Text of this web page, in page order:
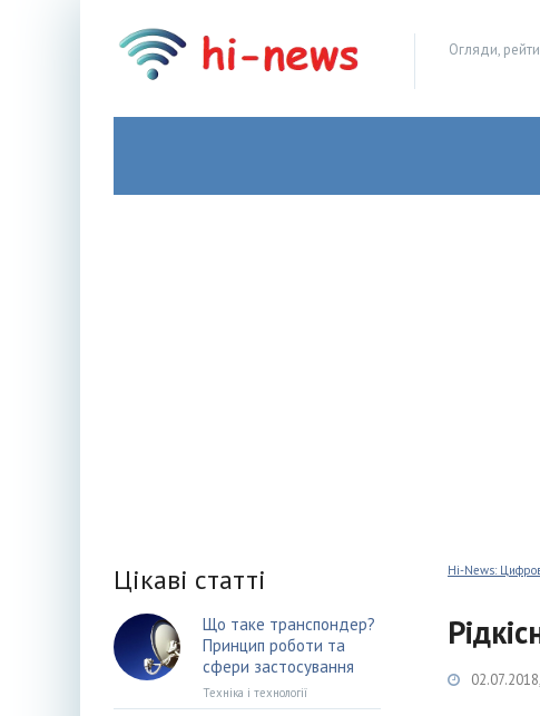
Огляди,
Hi-News:
Цікаві статті
Що таке транспондер?
Принцип роботи та
сфери застосування
Техніка і технології